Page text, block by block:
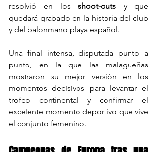
resolvió en los shoot-outs y que
quedará grabado en la historia del club
y del balonmano playa español.
Una final intensa, disputada punto a
punto, en la que las malagueñas
mostraron su mejor versión en los
momentos decisivos para levantar el
trofeo continental y confirmar el
excelente momento deportivo que vive
el conjunto femenino.